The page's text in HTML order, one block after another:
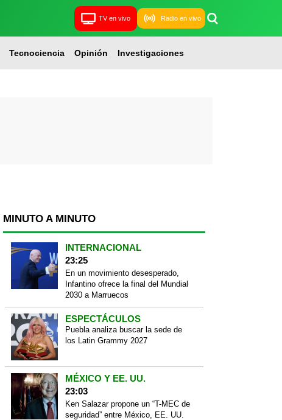
TV en vivo Radio en vivo
Tecnociencia Opinión Investigaciones
MINUTO A MINUTO
INTERNACIONAL
23:25
En un movimiento desesperado,
Infantino ofrece la final del Mundial
2030 a Marruecos
ESPECTÁCULOS
Puebla analiza buscar la sede de
los Latin Grammy 2027
MÉXICO Y EE. UU.
23:03
Ken Salazar propone un “T-MEC de
seguridad” entre México, EE. UU.